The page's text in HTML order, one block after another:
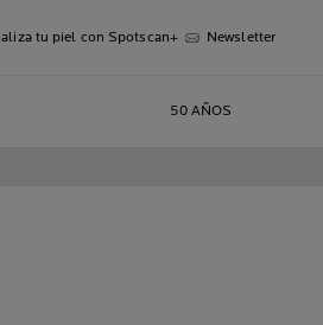
tu piel con Spotscan+ Newsletter
50 AÑOS